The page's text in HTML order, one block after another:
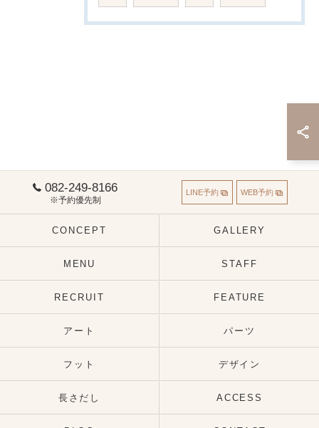
082-249-8166
※予約優先制
LINE予約 WEB予約
CONCEPT GALLERY
MENU STAFF
RECRUIT FEATURE
アート パーツ
フット デザイン
長さだし ACCESS